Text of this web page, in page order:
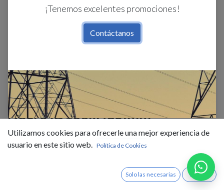
¡Tenemos excelentes promociones!
Contáctanos
O.b. GU10 Emp. Movil Red. Alum.
Negro (D100xH36)mm
$3,60 IVA Incluido
Utilizamos cookies para ofrecerle una mejor experiencia de
usuario en este sitio web. Política de Cookies
Solo las necesarias Acepto